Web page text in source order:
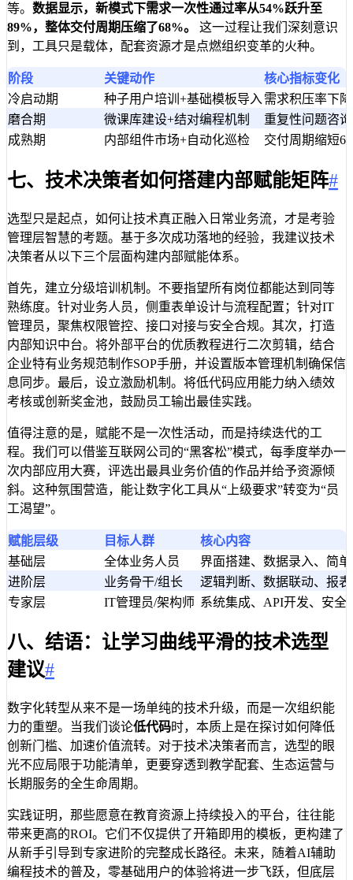
等。 数据显示，新模式下需求一次性通过率从54%跃升至
89%，整体交付周期压缩了68%。
这一过程让我们深刻意识
到，工具只是载体，配套资源才是点燃组织变革的火种。
阶段 关键动作
核心指标变化
冷启动期
种子用户培训+基础模板导入 需求积压率下
磨合期
微课库建设+结对编程机制
重复性问题咨
成熟期
内部组件市场+自动化巡检 交付周期缩短
七、技术决策者如何搭建内部赋能矩阵#
选型只是起点，如何让技术真正融入日常业务流，才是考验
管理层智慧的考题。基于多次成功落地的经验，我建议技术
决策者从以下三个层面构建内部赋能体系。
首先，建立分级培训机制。不要指望所有岗位都能达到同等
熟练度。针对业务人员，侧重表单设计与流程配置；针对IT
管理员，聚焦权限管控、接口对接与安全合规。其次，打造
内部知识中台。将外部平台的优质教程进行二次剪辑，结合
企业特有业务规范制作SOP手册，并设置版本管理机制确保信
息同步。最后，设立激励机制。将低代码应用能力纳入绩效
考核或创新奖金池，鼓励员工输出最佳实践。
值得注意的是，赋能不是一次性活动，而是持续迭代的工
程。我们可以借鉴互联网公司的“黑客松”模式，每季度举办一
次内部应用大赛，评选出最具业务价值的作品并给予资源倾
斜。这种氛围营造，能让数字化工具从“上级要求”转变为“员
工渴望”。
赋能层级 目标人群
核心内容
基础层
全体业务人员
界面搭建、数据录入、简
进阶层
业务骨干/组长
逻辑判断、数据联动、报
专家层
IT管理员/架构师 系统集成、API开发、安全
八、结语：让学习曲线平滑的技术选型
建议#
数字化转型从来不是一场单纯的技术升级，而是一次组织能
力的重塑。当我们谈论低代码时，本质上是在探讨如何降低
创新门槛、加速价值流转。对于技术决策者而言，选型的眼
光不应局限于功能清单，更要穿透到教学配套、生态运营与
长期服务的全生命周期。
实践证明，那些愿意在教育资源上持续投入的平台，往往能
带来更高的ROI。它们不仅提供了开箱即用的模板，更构建了
从新手引导到专家进阶的完整成长路径。未来，随着AI辅助
编程技术的普及，零基础用户的体验将进一步飞跃，但底层